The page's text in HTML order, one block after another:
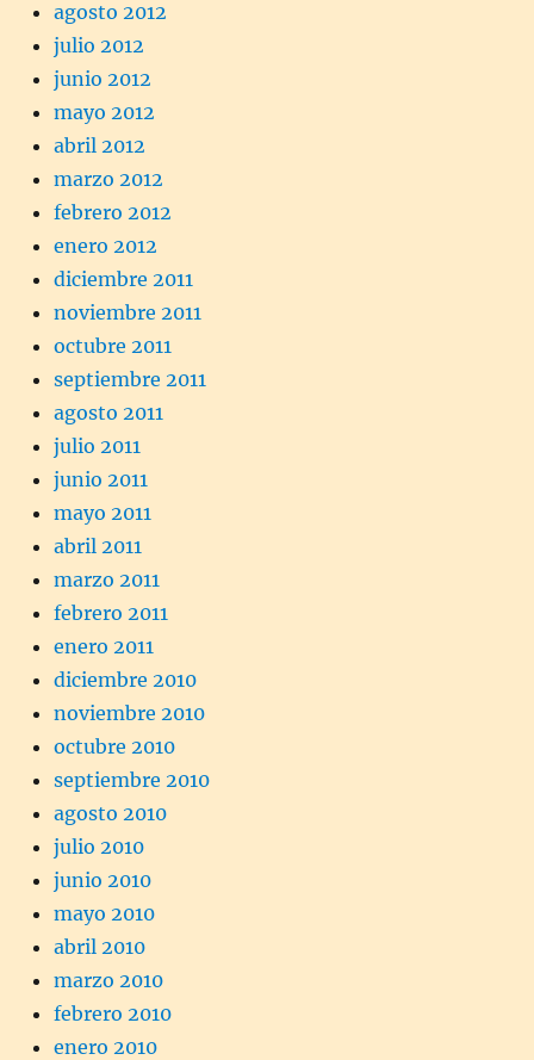
agosto 2012
julio 2012
junio 2012
mayo 2012
abril 2012
marzo 2012
febrero 2012
enero 2012
diciembre 2011
noviembre 2011
octubre 2011
septiembre 2011
agosto 2011
julio 2011
junio 2011
mayo 2011
abril 2011
marzo 2011
febrero 2011
enero 2011
diciembre 2010
noviembre 2010
octubre 2010
septiembre 2010
agosto 2010
julio 2010
junio 2010
mayo 2010
abril 2010
marzo 2010
febrero 2010
enero 2010